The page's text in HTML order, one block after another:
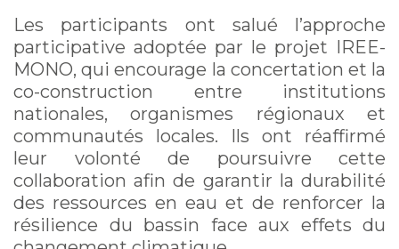
Les participants ont salué l’approche
participative adoptée par le projet IREE-
MONO, qui encourage la concertation et la
co-construction entre institutions
nationales, organismes régionaux et
communautés locales. Ils ont réaffirmé
leur volonté de poursuivre cette
collaboration afin de garantir la durabilité
des ressources en eau et de renforcer la
résilience du bassin face aux effets du